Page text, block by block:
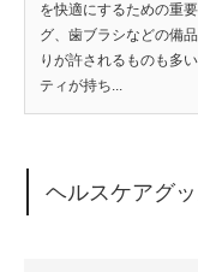
を快適にするための重
グ、歯ブラシなどの備
りが許されるものも多
ティが持ち...
ヘルスケアグ